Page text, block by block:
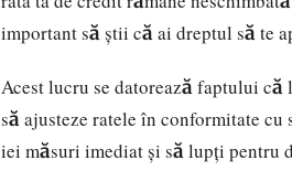
important să știi că ai dreptul să te
Acest lucru se datorează faptului
să ajusteze ratele în conformitate
iei măsuri imediat și să lupți pentru